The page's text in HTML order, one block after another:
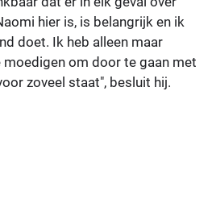
hier is, is belangrijk en ik
doet. Ik heb alleen maar
om door te gaan met
zoveel staat", besluit hij.